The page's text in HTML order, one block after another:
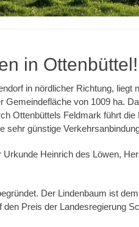
in Ottenbüttel!
in nördlicher Richtung,
Gemeindefläche von 1009 ha.
Ottenbüttels Feldmark führt
sehr günstige
Heinrich des Löwen,
Der Lindenbaum ist
Preis der Landesregierung